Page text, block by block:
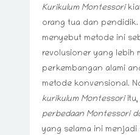
Kurikulum Montessori
orang tua dan pendidik.
menyebut metode ini
revolusioner yang lebih
perkembangan alami
metode konvensional.
kurikulum Montessoriitu,
perbedaan Montessori
yang selama ini